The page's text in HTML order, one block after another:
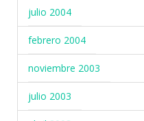
julio 2004
febrero 2004
noviembre 2003
julio 2003